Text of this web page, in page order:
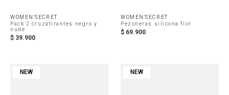
WOMEN'SECRET
Pack 2 cruzatirantes negro y
nude
$ 39.900
WOMEN'SECRET
Pezoneras silicona flor
$ 69.900
NEW NEW